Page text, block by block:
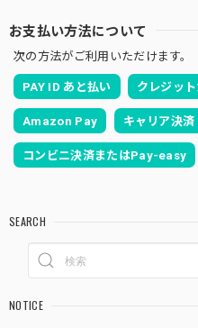
お支払い方法について
次の方法がご利用いただけます。
PAY ID あと払い クレジッ
Amazon Pay キャリア決済
コンビニ決済またはPay-easy
SEARCH
NOTICE